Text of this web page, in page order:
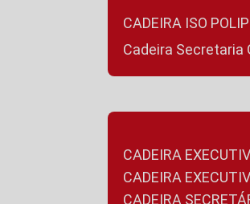
CADEIRA ISO
Cadeira
CADEIRA
CADEIRA
CADEIRA